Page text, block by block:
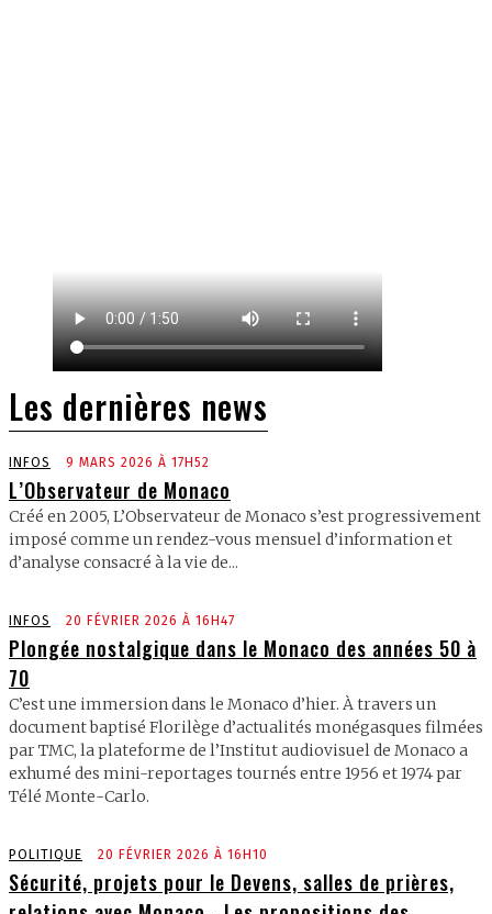
Les dernières news
INFOS 9 MARS 2026 À 17H52
L’Observateur de Monaco
Créé en 2005, L’Observateur de Monaco s’est progressivement
imposé comme un rendez-vous mensuel d’information et
d’analyse consacré à la vie de...
INFOS 20 FÉVRIER 2026 À 16H47
Plongée nostalgique dans le Monaco des années 50 à
70
C’est une immersion dans le Monaco d’hier. À travers un
document baptisé Florilège d’actualités monégasques filmées
par TMC, la plateforme de l’Institut audiovisuel de Monaco a
exhumé des mini-reportages tournés entre 1956 et 1974 par
Télé Monte-Carlo.
POLITIQUE 20 FÉVRIER 2026 À 16H10
Sécurité, projets pour le Devens, salles de prières,